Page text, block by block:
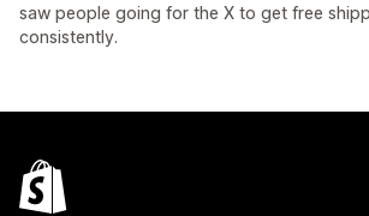
saw people going for the X to get free
consistently.